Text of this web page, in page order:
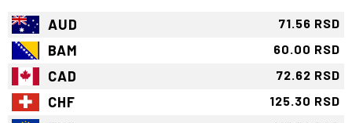
AUD 71.56 RSD
BAM 60.00 RSD
CAD 72.62 RSD
CHF 125.30 RSD